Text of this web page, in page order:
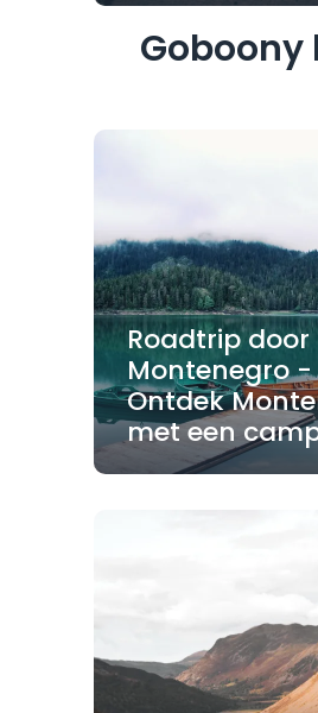
Goboony
Roadtrip door
Montenegro -
Ontdek
met een